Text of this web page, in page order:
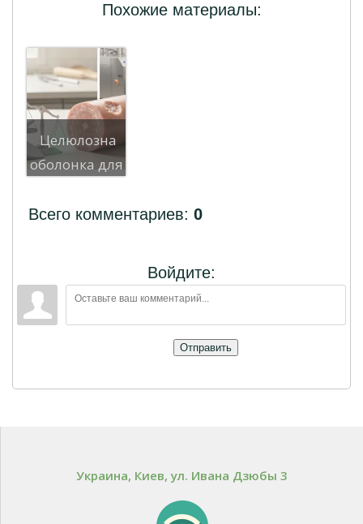
Похожие материалы:
Целюлозна
оболонка для
переваги,
Всего комментариев: 0
Войдите:
Отправить
Украина, Киев, ул. Ивана Дзюбы 3